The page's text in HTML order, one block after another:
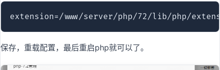
extension=/www/server/php/72/lib/php/
保存，重载配置，最后重启php就可以了。